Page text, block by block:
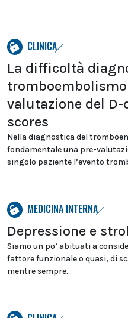
CLINICA
La difficoltà
valutazione del
scores
Nella diagnostica del
fondamentale una pre-
singolo paziente l’evento
MEDICINA INTERNA
Depressione e
Siamo un po’ abituati a
fattore funzionale o quasi, di
mentre sempre...